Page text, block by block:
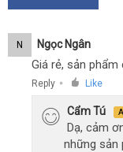
N Ngọc Ngân
Giá rẻ, sản
Reply ● Like
Cẩm Tú
Dạ, cảm
những sản